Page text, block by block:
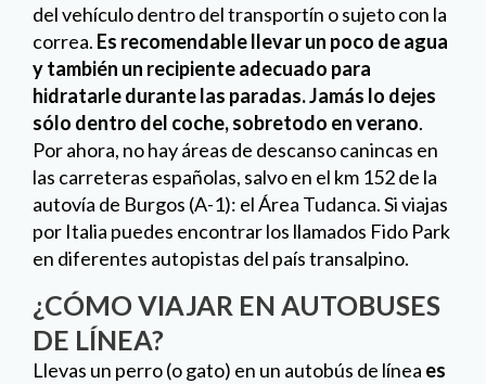
del vehículo dentro del transportín o sujeto con la
correa. Es recomendable llevar un poco de agua
y también un recipiente adecuado para
hidratarle durante las paradas.Jamás lo dejes
sólo dentro del coche, sobretodo en verano.
Por ahora, no hay áreas de descanso canincas en
las carreteras españolas, salvo en el km 152 de la
autovía de Burgos (A-1): el Área Tudanca. Si viajas
por Italia puedes encontrar los llamados Fido Park
en diferentes autopistas del país transalpino.
¿CÓMO VIAJAR EN AUTOBUSES
DE LÍNEA?
Llevas un perro (o gato) en un autobús de línea es